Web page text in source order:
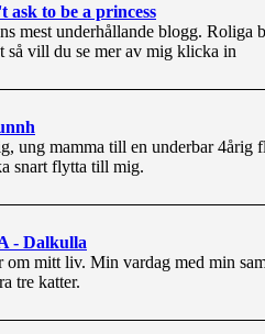
ask to be a princess
mest underhållande blogg.
så vill du se mer av mig klicka in
ung mamma till en underbar 4årig
snart flytta till mig.
- Dalkulla
om mitt liv. Min vardag med min
tre katter.